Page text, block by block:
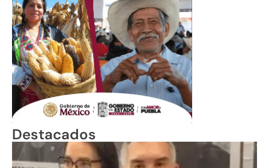
Destacados